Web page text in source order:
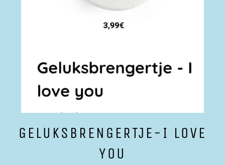
GELUKSBRENGERTJE-I LOVE
YOU